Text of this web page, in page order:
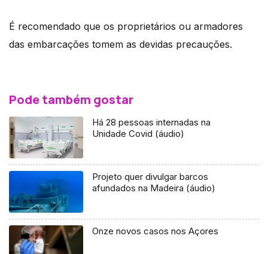
É recomendado que os proprietários ou armadores
das embarcações tomem as devidas precauções.
Pode também gostar
Há 28 pessoas internadas na
Unidade Covid (áudio)
Projeto quer divulgar barcos
afundados na Madeira (áudio)
Onze novos casos nos Açores